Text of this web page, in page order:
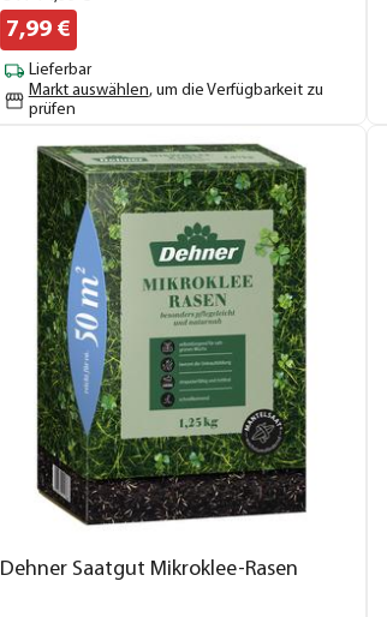
7,99€
Lieferbar
Markt auswählen, um die Verfügbarkeit zu
prüfen
Dehner Saatgut Mikroklee-Rasen